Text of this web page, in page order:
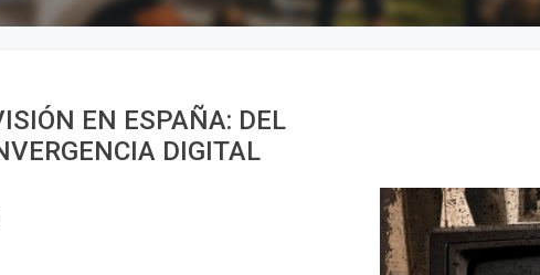
EN ESPAÑA: DEL
DIGITAL